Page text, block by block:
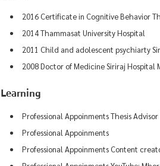
2016 Certificate in Cognitive Behavior
2014 Thammasat University Hospital
2011 Child and adolescent psychiarty
2008 Doctor of Medicine Siriraj Hospital
Learning
Professional Appoinments Thesis
Professional Appoinments
Professional Appoinments Content